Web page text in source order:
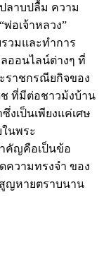
ลาบปลื้ม ความ
อเจ้าหลวง”
วมและทำการ
ออนไลน์ต่างๆ ที่
ะราชกรณียกิจของ
ที่มีต่อชาวม้งบ้าน
งเป็นเพียงแค่เศษ
นพระ
คัญคือเป็นข้อ
วามทรงจำ ของ
ญหายตราบนาน